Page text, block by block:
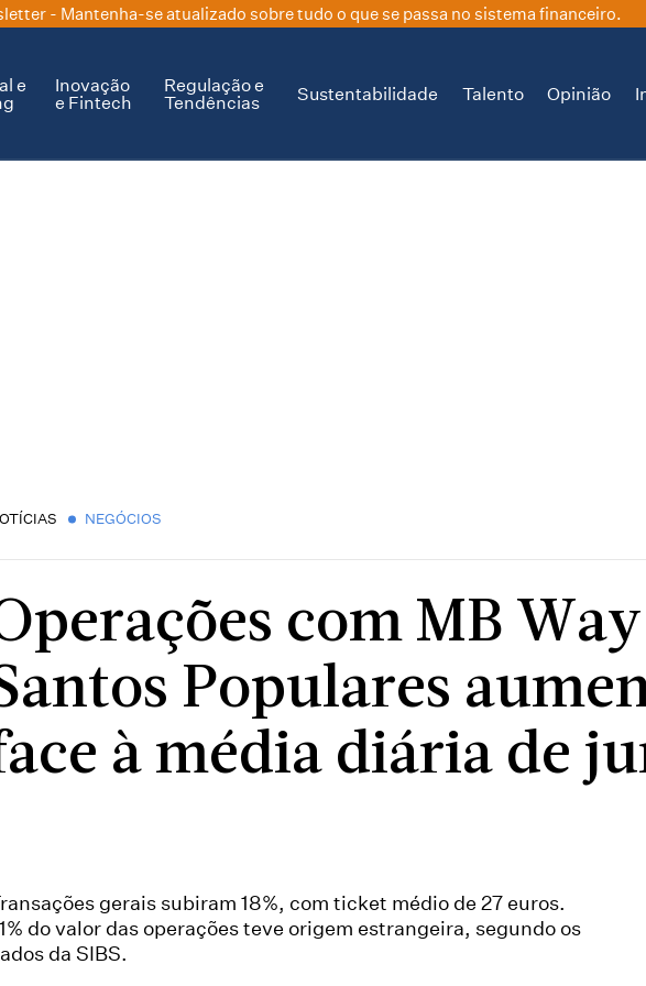
- Mantenha-se atualizado sobre tudo o que se passa no sistema financeiro.
e
Inovação
e Fintech
Regulação e
Tendências
Sustentabilidade Talento Opinião
NEGÓCIOS
com MB
Populares
à média diária de
gerais subiram 18%, com ticket médio de 27 euros.
do valor das operações teve origem estrangeira, segundo os
da SIBS.